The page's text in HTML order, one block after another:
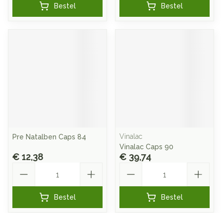
Bestel Bestel
Pre Natalben Caps 84
€ 12,38
Bestel
Vinalac
Vinalac Caps 90
€ 39,74
Bestel